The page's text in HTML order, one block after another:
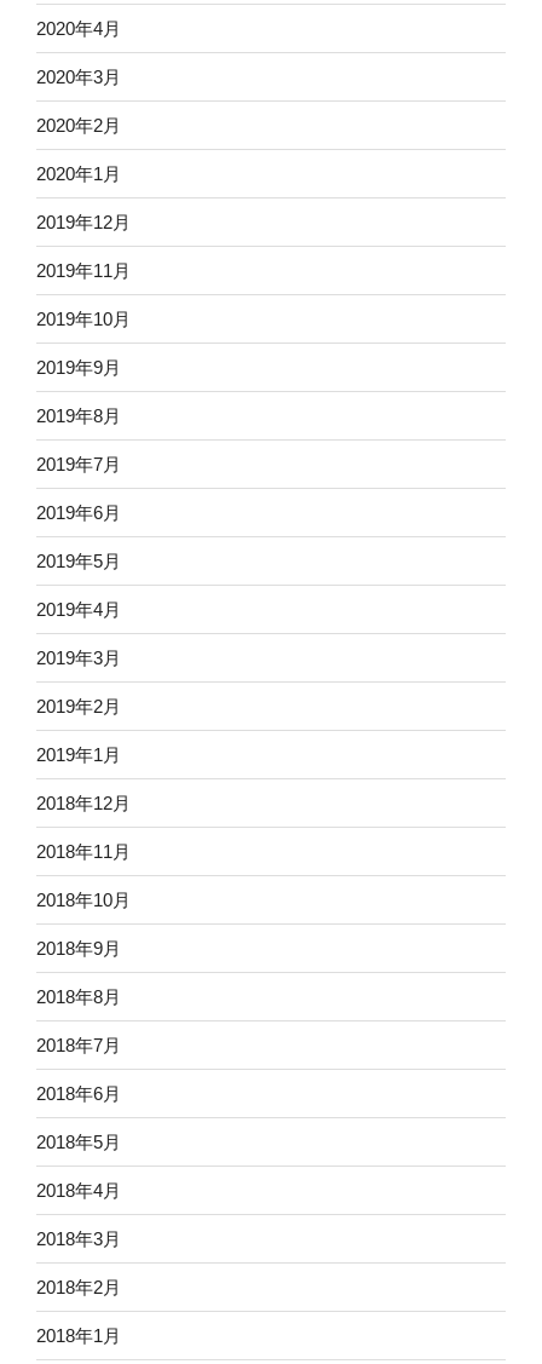
2020年4月
2020年3月
2020年2月
2020年1月
2019年12月
2019年11月
2019年10月
2019年9月
2019年8月
2019年7月
2019年6月
2019年5月
2019年4月
2019年3月
2019年2月
2019年1月
2018年12月
2018年11月
2018年10月
2018年9月
2018年8月
2018年7月
2018年6月
2018年5月
2018年4月
2018年3月
2018年2月
2018年1月